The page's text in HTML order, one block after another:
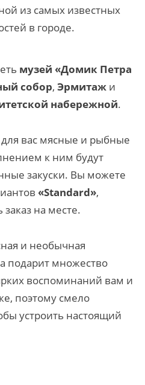
из самых известных
в городе.
музей «Домик Петра
собор, Эрмитаж и
набережной.
вас мясные и рыбные
к ним будут
закуски. Вы можете
«Standard»,
заказ на месте.
и необычная
подарит множество
воспоминаний вам и
поэтому смело
устроить настоящий